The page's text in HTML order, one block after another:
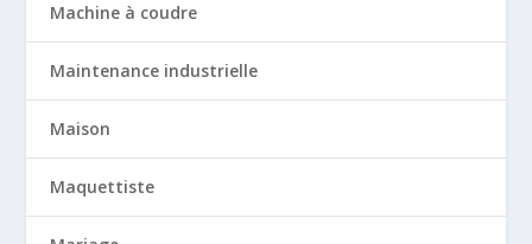
Machine à coudre
Maintenance industrielle
Maison
Maquettiste